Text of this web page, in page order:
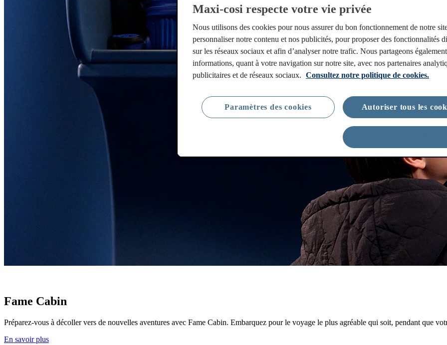
Fame Cabin
Préparez-vous à décoller vers de nouvelles aventures avec Fame Cabin. Embarquez pour le voyage le plus agréable qui soit, pendant que
En savoir plus
Maxi-cosi respecte votre vie privée
Nous utilisons des cookies pour nous assurer du bon fonctionnement de notre
personnaliser notre contenu et nos publicités, pour proposer des fonctionnalités
sur les réseaux sociaux et afin d’analyser notre trafic. Nous partageons
informations, quant à votre navigation sur notre site, avec nos partenaires
publicitaires et de réseaux sociaux. Consultez notre politique de cookies.
Autoriser tous les
Paramètres des cookies